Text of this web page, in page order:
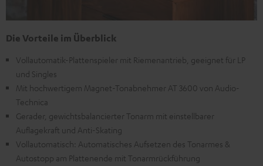
Die Vorteile im Überblick
Vollautomatik-Plattenspieler mit Riemenantrieb, geeignet für LP
und Singles
Mit hochwertigem Magnet-Tonabnehmer AT 3600 von Audio-
Technica
Gerader, gewichtsbalancierter Tonarm mit einstellbarer
Auflagekraft und Anti-Skating
Vollautomatisch: Automatisches Aufsetzen des Tonarmes &
Autostopp am Plattenende mit Tonarmrückführung